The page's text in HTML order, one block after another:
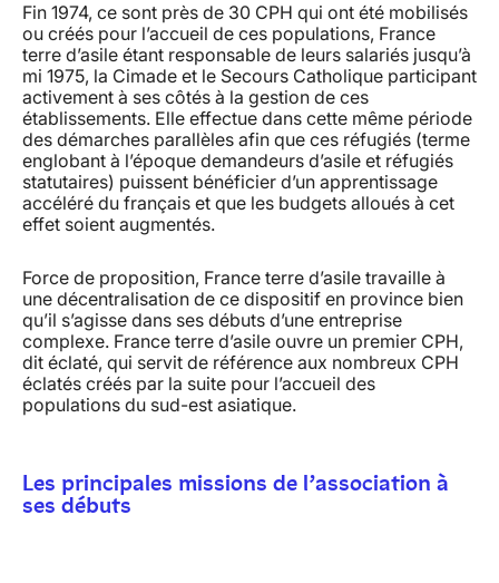
Fin 1974, ce sont près de 30 CPH qui ont été mobilisés
ou créés pour l’accueil de ces populations, France
terre d’asile étant responsable de leurs salariés jusqu’à
mi 1975, la Cimade et le Secours Catholique participant
activement à ses côtés à la gestion de ces
établissements. Elle effectue dans cette même période
des démarches parallèles afin que ces réfugiés (terme
englobant à l’époque demandeurs d’asile et réfugiés
statutaires) puissent bénéficier d’un apprentissage
accéléré du français et que les budgets alloués à cet
effet soient augmentés.
Force de proposition, France terre d’asile travaille à
une décentralisation de ce dispositif en province bien
qu’il s’agisse dans ses débuts d’une entreprise
complexe. France terre d’asile ouvre un premier CPH,
dit éclaté, qui servit de référence aux nombreux CPH
éclatés créés par la suite pour l’accueil des
populations du sud-est asiatique.
Les principales missions de l’association à
ses débuts